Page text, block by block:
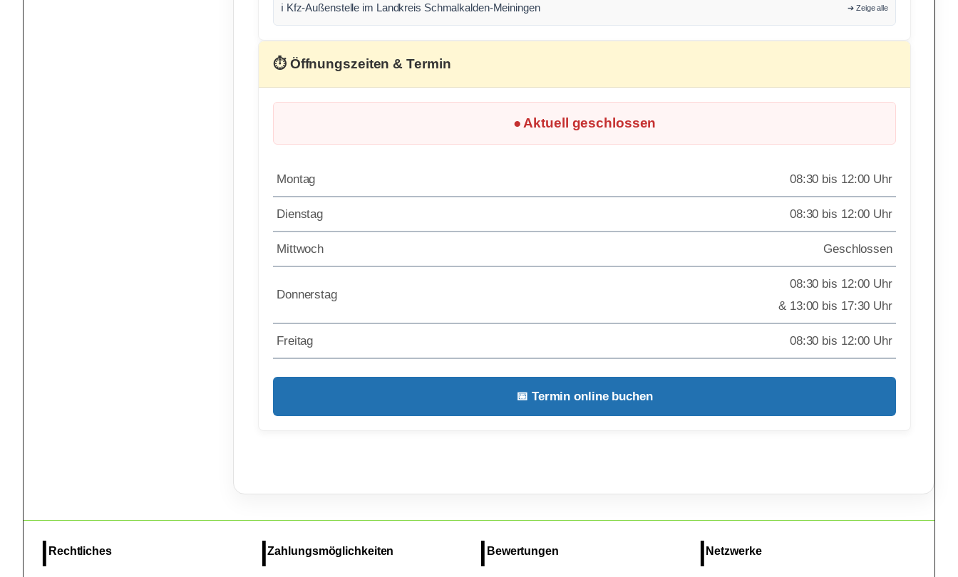
ℹ️ Kfz-Außenstelle im Landkreis Schmalkalden-Meiningen ➔ Zeige alle
⏱ Öffnungszeiten & Termin
● Aktuell geschlossen
Montag 08:30 bis 12:00 Uhr
Dienstag 08:30 bis 12:00 Uhr
Mittwoch Geschlossen
Donnerstag
08:30 bis 12:00 Uhr
& 13:00 bis 17:30 Uhr
Freitag 08:30 bis 12:00 Uhr
📅 Termin online buchen
Rechtliches Zahlungsmöglichkeiten Bewertungen Netzwerke